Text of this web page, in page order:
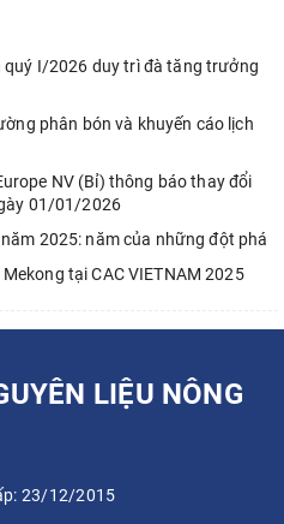
quý I/2026 duy trì đà tăng trưởng
phân bón và khuyến cáo lịch
NV (Bỉ) thông báo thay đổi
01/01/2026
2025: năm của những đột phá
tại CAC VIETNAM 2025
LIỆU NÔNG
23/12/2015